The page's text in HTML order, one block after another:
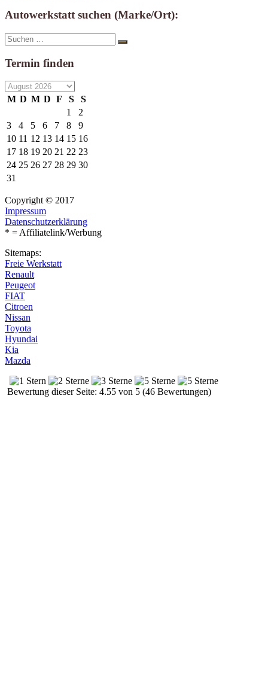
Autowerkstatt suchen (Marke/Ort):
Suche
nach:
Suchen
Termin finden
M D M D F S
S
1
2
3
4 5 6 7 8
9
10 11 12 13 14 15 16
17 18 19 20 21 22 23
24 25 26 27 28 29 30
31
Copyright © 2017
Impressum
Datenschutzerklärung
* = Affiliatelink/Werbung
Sitemaps:
Freie Werkstatt
Renault
Peugeot
FIAT
Citroen
Nissan
Toyota
Hyundai
Kia
Mazda
Bewertung dieser Seite: 4.55 von 5 (46 Bewertungen)